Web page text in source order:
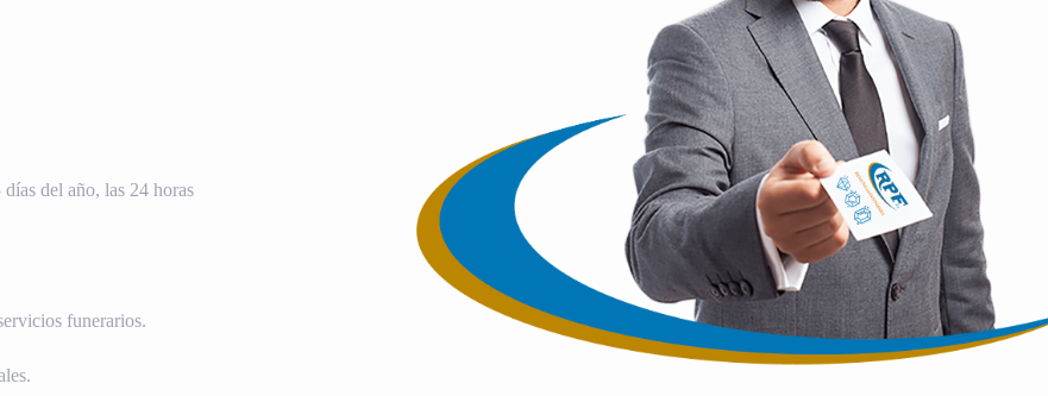
del año, las 24 horas
funerarios.